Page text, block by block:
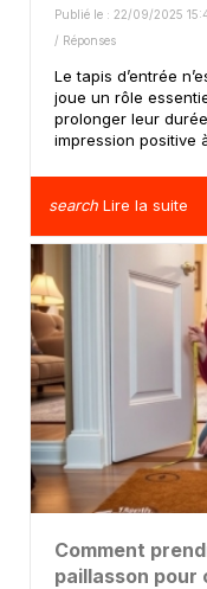
Publié le : 22/09/2025
/ Réponses
Le tapis d’entrée
joue un rôle
prolonger leur
impression positive
search Lire la suite
Comment
paillasson pour